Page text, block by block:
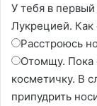
У тебя в
Лукрецией. Как
Расстроюсь
Отомщу. Пока
косметичку. В
припудрить